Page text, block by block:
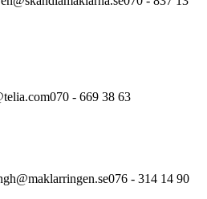
070 - 669 38 63
076 - 314 14 90